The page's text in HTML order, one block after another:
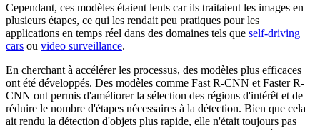
Cependant, ces modèles étaient lents car ils traitaient les images en
plusieurs étapes, ce qui les rendait peu pratiques pour les
applications en temps réel dans des domaines tels que self-driving
cars ou video surveillance.
En cherchant à accélérer les processus, des modèles plus efficaces
ont été développés. Des modèles comme Fast R-CNN et Faster R-
CNN ont permis d'améliorer la sélection des régions d'intérêt et de
réduire le nombre d'étapes nécessaires à la détection. Bien que cela
ait rendu la détection d'objets plus rapide, elle n'était toujours pas